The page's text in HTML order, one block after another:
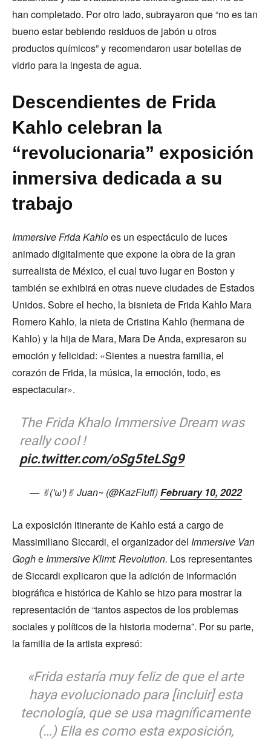
han completado. Por otro lado, subrayaron que “no es tan
bueno estar bebiendo residuos de jabón u otros
productos químicos” y recomendaron usar botellas de
vidrio para la ingesta de agua.
Descendientes de Frida
Kahlo celebran la
“revolucionaria” exposición
inmersiva dedicada a su
trabajo
Immersive Frida Kahloes un espectáculo de luces
animado digitalmente que expone la obra de la gran
surrealista de México, el cual tuvo lugar en Boston y
también se exhibirá en otras nueve ciudades de Estados
Unidos. Sobre el hecho, la bisnieta de Frida Kahlo Mara
Romero Kahlo, la nieta de Cristina Kahlo (hermana de
Kahlo) y la hija de Mara, Mara De Anda, expresaron su
emoción y felicidad: «Sientes a nuestra familia, el
corazón de Frida, la música, la emoción, todo, es
espectacular».
The Frida Khalo Immersive Dream was
really cool !
pic.twitter.com/oSg5teLSg9
— ✌︎('ω')✌︎ Juan~ (@KazFluff)February 10, 2022
La exposición itinerante de Kahlo está a cargo de
Massimiliano Siccardi, el organizador del Immersive Van
Goghe Immersive Klimt: Revolution. Los representantes
de Siccardi explicaron que la adición de información
biográfica e histórica de Kahlo se hizo para mostrar la
representación de “tantos aspectos de los problemas
sociales y políticos de la historia moderna”. Por su parte,
la familia de la artista expresó:
«Frida estaría muy feliz de que el arte
haya evolucionado para [incluir] esta
tecnología, que se usa magníficamente
(…) Ella es como esta exposición,